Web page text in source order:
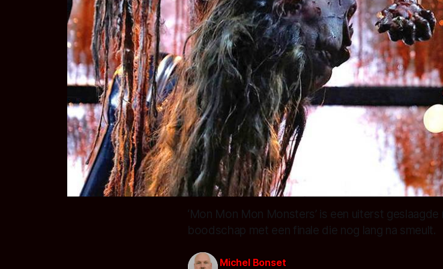
‘Mon Mon Mon Monsters’ is een uiterst
boodschap met een finale die nog lang na smeult.
Michel Bonset